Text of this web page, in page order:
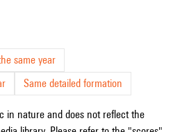
same year
Same detailed formation
in nature and does not reflect the